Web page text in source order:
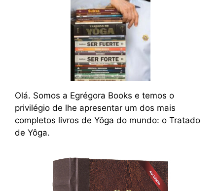
Olá. Somos a Egrégora Books e temos o
privilégio de lhe apresentar um dos mais
completos livros de Yôga do mundo: o Tratado
de Yôga.